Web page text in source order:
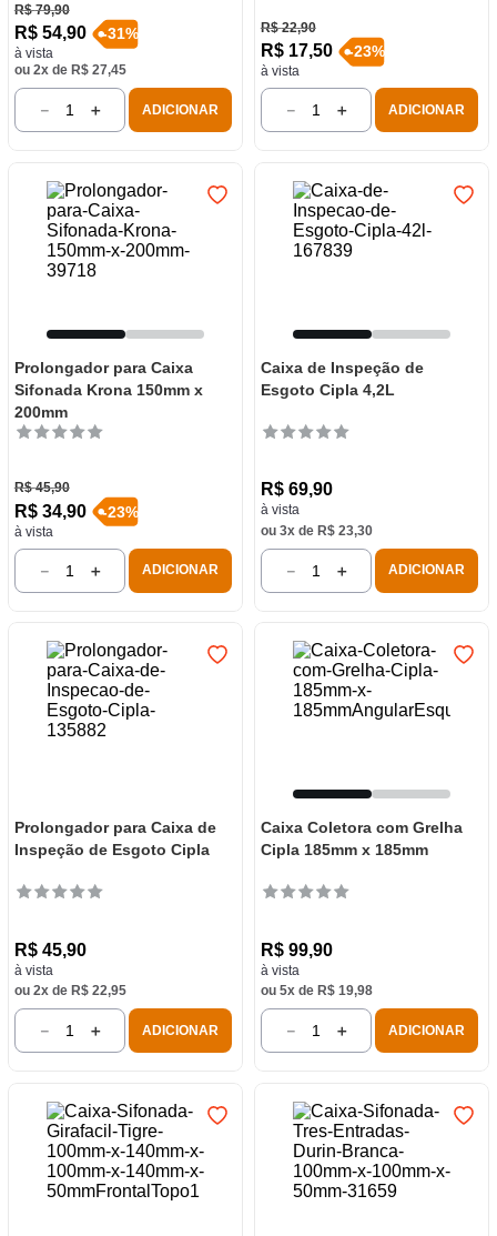
R$ 79,90
R$ 54,90
à vista
-31%
ou 2x de R$ 27,45
＋
－ ADICIONAR
R$ 22,90
R$ 17,50
à vista
-23%
＋
－ ADICIONAR
Prolongador para Caixa
Sifonada Krona 150mm x
200mm
R$ 45,90
R$ 34,90
à vista
-23%
＋
－ ADICIONAR
Caixa de Inspeção de
Esgoto Cipla 4,2L
R$ 69,90
à vista
ou 3x de R$ 23,30
＋
－ ADICIONAR
Prolongador para Caixa de
Inspeção de Esgoto Cipla
R$ 45,90
à vista
ou 2x de R$ 22,95
＋
－ ADICIONAR
Caixa Coletora com Grelha
Cipla 185mm x 185mm
R$ 99,90
à vista
ou 5x de R$ 19,98
＋
－ ADICIONAR